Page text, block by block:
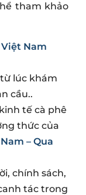
tham khảo
Nam
từ lúc khám
cầu..
tế cà phê
thức của
– Qua
chính sách,
tác trong